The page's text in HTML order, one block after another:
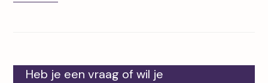
Heb je een vraag of wil je